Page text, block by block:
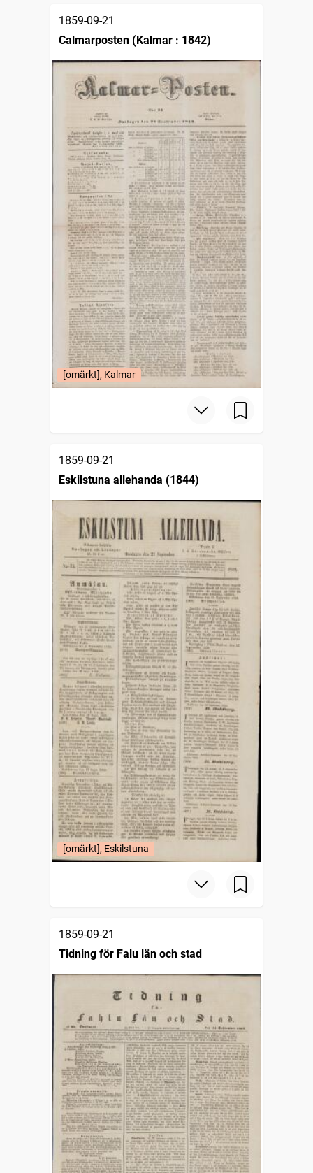
1859-09-21
Calmarposten (Kalmar : 1842)
[omärkt], Kalmar
1859-09-21
Eskilstuna allehanda (1844)
[omärkt], Eskilstuna
1859-09-21
Tidning för Falu län och stad